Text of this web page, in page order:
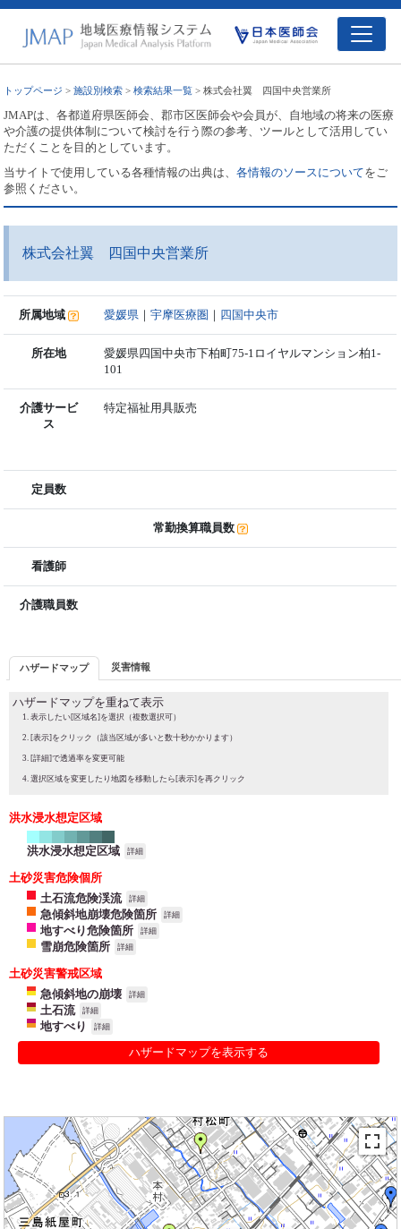
トップページ >施設別検索 >検索結果一覧 > 株式会社翼 四国中央営業所
JMAPは、各都道府県医師会、郡市区医師会や会員が、自地域の将来の医療
や介護の提供体制について検討を行う際の参考、ツールとして活用してい
ただくことを目的としています。
当サイトで使用している各種情報の出典は、各情報のソースについてをご
参照ください。
株式会社翼 四国中央営業所
所属地域 愛媛県 ｜宇摩医療圏 ｜ 四国中央市
所在地
愛媛県四国中央市下柏町75-1ロイヤルマンション柏1-
101
介護サービ
ス
特定福祉用具販売
定員数
常勤換算職員数
看護師
介護職員数
ハザードマップ 災害情報
ハザードマップを重ねて表示
表示したい[区域名]を選択（複数選択可）
[表示]をクリック（該当区域が多いと数十秒かかります）
[詳細]で透過率を変更可能
選択区域を変更したり地図を移動したら[表示]を再クリック
洪水浸水想定区域
洪水浸水想定区域 詳細
土砂災害危険個所
土石流危険渓流
詳細
急傾斜地崩壊危険箇所 詳細
地すべり危険箇所 詳細
雪崩危険箇所 詳細
土砂災害警戒区域
急傾斜地の崩壊
詳細
土石流 詳細
地すべり 詳細
ハザードマップを表示する